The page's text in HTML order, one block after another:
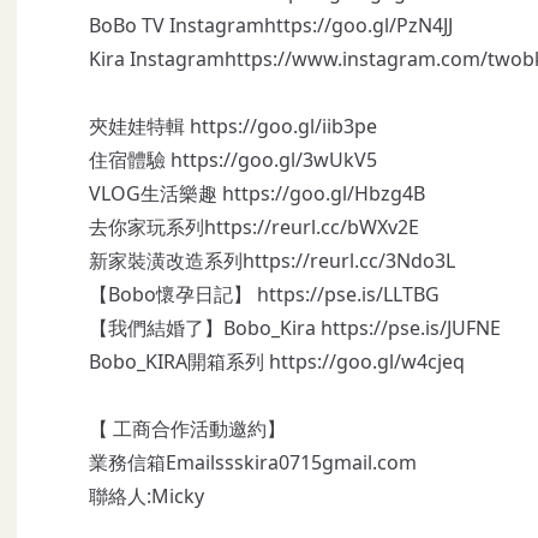
BoBo TV Instagramhttps://goo.gl/PzN4JJ
Kira Instagramhttps://www.instagram.com/
夾娃娃特輯 https://goo.gl/iib3pe
住宿體驗 https://goo.gl/3wUkV5
VLOG生活樂趣 https://goo.gl/Hbzg4B
去你家玩系列https://reurl.cc/bWXv2E
新家裝潢改造系列https://reurl.cc/3Ndo3L
【Bobo懷孕日記】 https://pse.is/LLTBG
【我們結婚了】Bobo_Kira https://pse.is/JUFNE
Bobo_KIRA開箱系列 https://goo.gl/w4cjeq
【 工商合作活動邀約】
業務信箱Emailssskira0715gmail.com
聯絡人:Micky